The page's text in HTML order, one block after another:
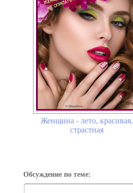
Женщина - лето, красивая,
страстная
Обсуждение по теме: